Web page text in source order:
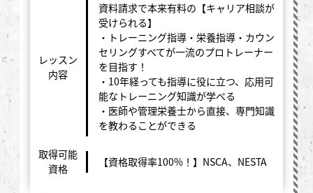
レッスン
内容
資料請求で本来有料の【キャリア相談が
受けられる】
・トレーニング指導・栄養指導・カウン
セリングすべてが一流のプロトレーナー
を目指す！
・10年経っても指導に役に立つ、応用可
能なトレーニング知識が学べる
・医師や管理栄養士から直接、専門知識
を教わることができる
取得可能
資格
【資格取得率100%！】NSCA、NESTA